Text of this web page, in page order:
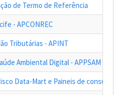
de Termo de Referência
- APCONREC
Tributárias - APINT
Ambiental Digital - APPSAM
Data-Mart e Paineis de consultas das